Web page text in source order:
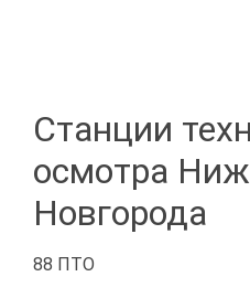
Станции
осмотра
Новгорода
88 ПТО